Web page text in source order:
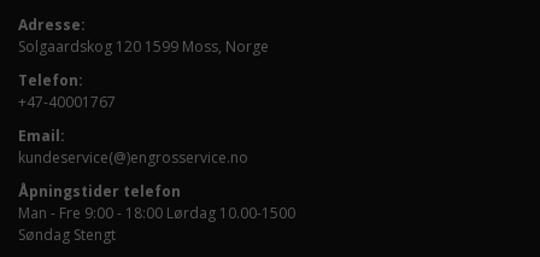
Adresse:
Solgaardskog 120 1599 Moss, Norge
Telefon:
+47-40001767
Email:
kundeservice(@)engrosservice.no
Åpningstider telefon
Man - Fre 9:00 - 18:00 Lørdag 10.00-1500
Søndag Stengt